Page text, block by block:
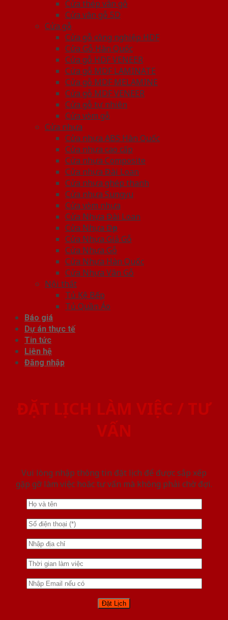
Cửa thép vân gỗ
Cửa vân gỗ 5D
Cửa gỗ
Cửa gỗ công nghiệp HDF
Cửa Gỗ Hàn Quốc
Cửa gỗ HDF VENEER
Cửa gỗ MDF LAMINATE
Cửa gỗ MDF MELAMINE
Cửa gỗ MDF VENEER
Cửa gỗ tự nhiên
Cửa vòm gỗ
Cửa nhựa
Cửa nhựa ABS Hàn Quốc
Cửa nhựa cao cấp
Cửa nhựa Composite
Cửa nhựa Đài Loan
Cửa nhựa ghép thanh
Cửa nhựa Sungyu
Cửa vòm nhựa
Cửa Nhựa Đài Loan
Cửa Nhựa Đẹp
Cửa Nhựa Giả Gỗ
Cửa Nhựa Gỗ
Cửa Nhựa Hàn Quốc
Cửa Nhựa Vân Gỗ
Nội thất
Tủ Kệ Bếp
Tủ Quần Áo
Báo giá
Dự án thực tế
Tin tức
Liên hệ
Đăng nhập
ĐẶT LỊCH LÀM VIỆC / TƯ
VẤN
Vui lòng nhập thông tin đặt lịch để được sắp xếp
gặp gỡ làm việc hoăc tư vấn mà không phải chờ đợi.